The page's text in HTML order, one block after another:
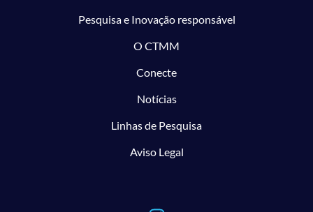
Pesquisa e Inovação responsável
O CTMM
Conecte
Notícias
Linhas de Pesquisa
Aviso Legal